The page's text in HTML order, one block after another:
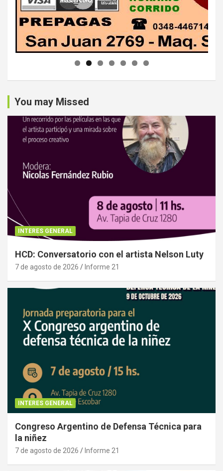
You may Missed
INTERES GENERAL
HCD: Conversatorio con el artista Nelson Luty
7 de agosto de 2026 Informe 21
INTERES GENERAL
Congreso Argentino de Defensa Técnica para
la niñez
7 de agosto de 2026 Informe 21